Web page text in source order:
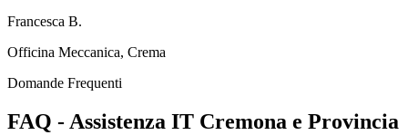
Francesca B.
Officina Meccanica, Crema
Domande Frequenti
FAQ - Assistenza IT Cremona e Provincia